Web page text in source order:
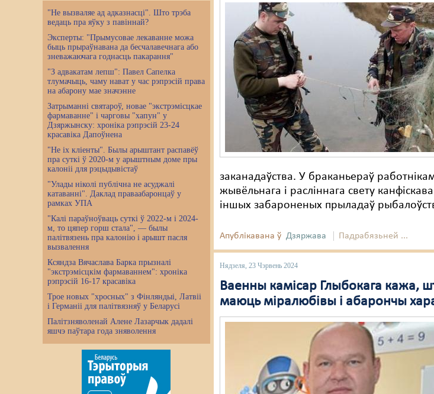
"Не вызваляе ад адказнасці". Што трэба
ведаць пра яўку з павіннай?
Эксперты: "Прымусовае лекаванне можа
быць прыраўнавана да бесчалавечнага або
зневажаючага годнасць пакарання"
"З адвакатам лепш": Павел Сапелка
тлумачыць, чаму нават у час рэпрэсій права
на абарону мае значэнне
Затрыманні святароў, новае "экстрэмісцкае
фармаванне" і чарговы "хапун" у
Дзяржынску: хроніка рэпрэсій 23-24
красавіка Дапоўнена
"Не іх кліенты". Былы арыштант распавёў
пра суткі ў 2020-м у арыштным доме пры
калоніі для рэцыдывістаў
"Улады ніколі публічна не асуджалі
катаванні". Даклад праваабаронцаў у
рамках УПА
"Калі параўноўваць суткі ў 2022-м і 2024-
м, то цяпер горш стала", — былы
палітвязень пра калонію і арышт пасля
вызвалення
Ксяндза Вячаслава Барка прызналі
"экстрэмісцкім фармаваннем": хроніка
рэпрэсій 16-17 красавіка
Трое новых "хросных" з Фінляндыі, Латвіі
і Германіі для палітвязняў у Беларусі
Палітзняволенай Алене Лазарчык дадалі
яшчэ паўтара года зняволення
заканадаўства. У браканьераў
жывёльнага і расліннага свету
іншых забароненых прыладаў
Апублікавана ў Дзяржава Падрабязьней ...
Нядзеля, 23 Чэрвень 2024
Ваенны камісар Глыбокага кажа,
маюць міралюбівы і абарончы